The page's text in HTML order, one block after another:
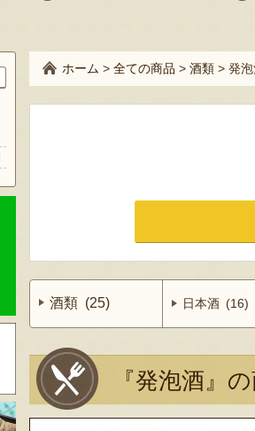
ホーム > 全ての商品 > 酒類 > 発
酒類 (25) 日本酒 (16)
『発泡酒』